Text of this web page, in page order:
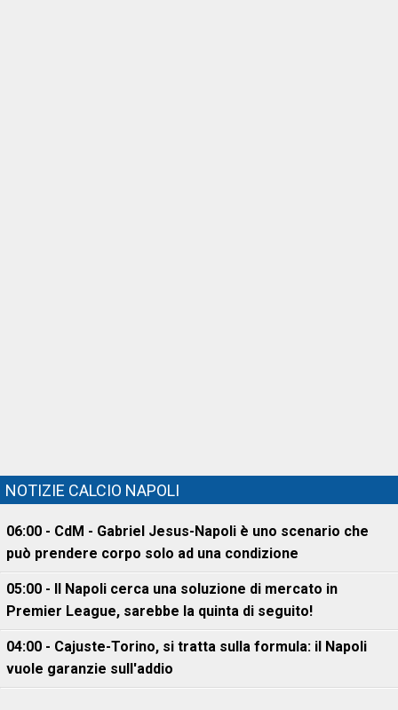
NOTIZIE CALCIO NAPOLI
06:00 - CdM - Gabriel Jesus-Napoli è uno scenario che
può prendere corpo solo ad una condizione
05:00 - Il Napoli cerca una soluzione di mercato in
Premier League, sarebbe la quinta di seguito!
04:00 - Cajuste-Torino, si tratta sulla formula: il Napoli
vuole garanzie sull'addio